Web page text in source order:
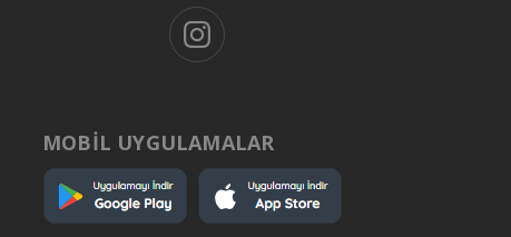
MOBİL UYGULAMALAR